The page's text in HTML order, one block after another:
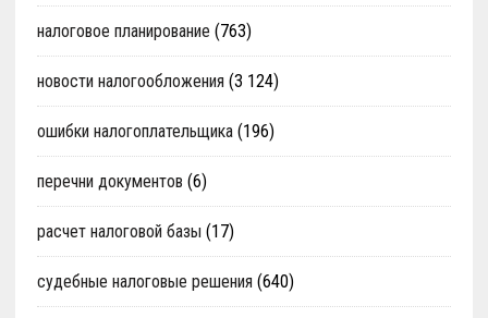
налоговое планирование (763)
новости налогообложения (3 124)
ошибки налогоплательщика(196)
перечни документов (6)
расчет налоговой базы (17)
судебные налоговые решения (640)